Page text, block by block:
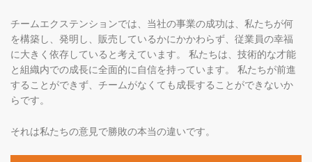
チームエクステンションでは、当社の事業の成功は、私たちが何
を構築し、発明し、販売しているかにかかわらず、従業員の幸福
に大きく依存していると考えています。 私たちは、技術的な才能
と組織内での成長に全面的に自信を持っています。 私たちが前進
することができず、チームがなくても成長することができないか
らです。
それは私たちの意見で勝敗の本当の違いです。